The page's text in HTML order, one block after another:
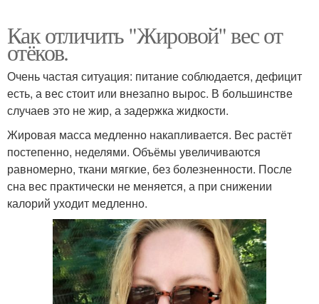
Как отличить "Жировой" вес от
отёков.
Очень частая ситуация: питание соблюдается, дефицит
есть, а вес стоит или внезапно вырос. В большинстве
случаев это не жир, а задержка жидкости.
Жировая масса медленно накапливается. Вес растёт
постепенно, неделями. Объёмы увеличиваются
равномерно, ткани мягкие, без болезненности. После
сна вес практически не меняется, а при снижении
калорий уходит медленно.